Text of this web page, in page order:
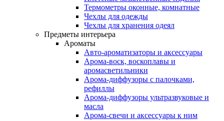
Термометры оконные, комнатные
Чехлы для одежды
Чехлы для хранения одеял
Предметы интерьера
Ароматы
Авто-ароматизаторы и аксессуары
Арома-воск, воскоплавы и
аромасветильники
Арома-диффузоры с палочками,
рефиллы
Арома-диффузоры ультразвуковые и
масла
Арома-свечи и аксессуары к ним